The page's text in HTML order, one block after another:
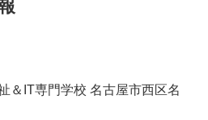
＆IT専門学校 名古屋市西区名